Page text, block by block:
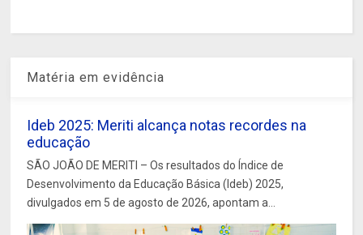
Matéria em evidência
Ideb 2025: Meriti alcança notas recordes na
educação
SÃO JOÃO DE MERITI – Os resultados do Índice de
Desenvolvimento da Educação Básica (Ideb) 2025,
divulgados em 5 de agosto de 2026, apontam a...